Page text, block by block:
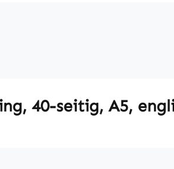
40-seitig, A5,